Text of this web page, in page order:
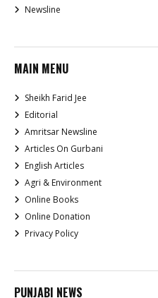
Newsline
MAIN MENU
Sheikh Farid Jee
Editorial
Amritsar Newsline
Articles On Gurbani
English Articles
Agri & Environment
Online Books
Online Donation
Privacy Policy
PUNJABI NEWS